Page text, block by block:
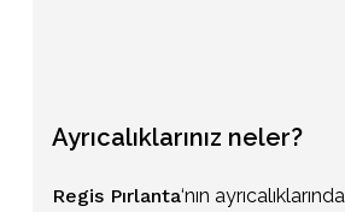
Ayrıcalıklarınız neler?
Regis Pırlanta‘nın